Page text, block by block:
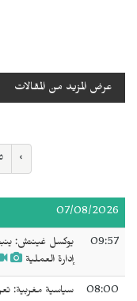
عرض المزيد من المقالات
٥ ›
07/08/2026
09:57
يوكسل غينتش:
إدارة العملية
08:00
سياسية مغربية: